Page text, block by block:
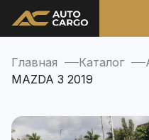
Главная Каталог
MAZDA 3 2019